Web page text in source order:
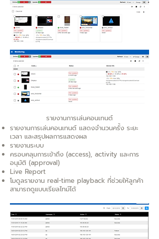
รายงานการเล่นคอนเทนต์
รายงานการเล่นคอนเทนต์ แสดงจำนวนครั้ง ระยะ
เวลา และสรุปผลการแสดงผล
รายงานระบบ
ครอบคลุมการเข้าถึง (access), activity และการ
อนุมัติ (approval)
Live Report
โมดูลรายงาน real-time playback ที่ช่วยให้ลูกค้า
สามารถดูแบบเรียลไทม์ได้